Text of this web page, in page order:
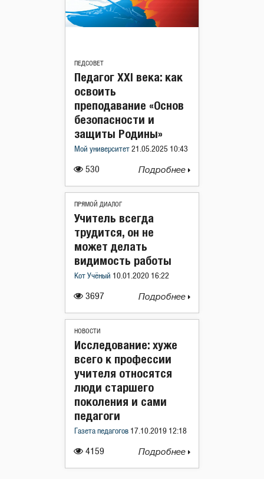
ПЕДСОВЕТ
530
Педагог XXI века: как
освоить
преподавание «Основ
безопасности и
защиты Родины»
Мой университет 21.05.2025 10:43
Подробнее
ПРЯМОЙ ДИАЛОГ
3697
Учитель всегда
трудится, он не
может делать
видимость работы
Кот Учёный 10.01.2020 16:22
Подробнее
НОВОСТИ
4159
Исследование: хуже
всего к профессии
учителя относятся
люди старшего
поколения и сами
педагоги
Газета педагогов 17.10.2019 12:18
Подробнее